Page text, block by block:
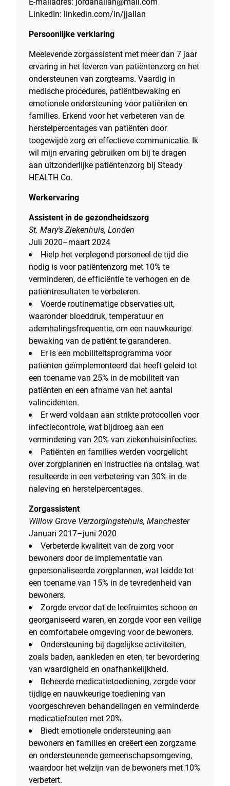
LinkedIn: linkedin.com/in/jjallan
Persoonlijke verklaring
Meelevende zorgassistent met meer dan 7 jaar
ervaring in het leveren van patiëntenzorg en het
ondersteunen van zorgteams. Vaardig in
medische procedures, patiëntbewaking en
emotionele ondersteuning voor patiënten en
families. Erkend voor het verbeteren van de
herstelpercentages van patiënten door
toegewijde zorg en effectieve communicatie. Ik
wil mijn ervaring gebruiken om bij te dragen
aan uitzonderlijke patiëntenzorg bij Steady
HEALTH Co.
Werkervaring
Assistent in de gezondheidszorg
St. Mary's Ziekenhuis, Londen
Juli 2020–maart 2024
Hielp het verplegend personeel de tijd die
nodig is voor patiëntenzorg met 10% te
verminderen, de efficiëntie te verhogen en de
patiëntresultaten te verbeteren.
Voerde routinematige observaties uit,
waaronder bloeddruk, temperatuur en
ademhalingsfrequentie, om een nauwkeurige
bewaking van de patiënt te garanderen.
Er is een mobiliteitsprogramma voor
patiënten geïmplementeerd dat heeft geleid tot
een toename van 25% in de mobiliteit van
patiënten en een afname van het aantal
valincidenten.
Er werd voldaan aan strikte protocollen voor
infectiecontrole, wat bijdroeg aan een
vermindering van 20% van ziekenhuisinfecties.
Patiënten en families werden voorgelicht
over zorgplannen en instructies na ontslag, wat
resulteerde in een verbetering van 30% in de
naleving en herstelpercentages.
Zorgassistent
Willow Grove Verzorgingstehuis, Manchester
Januari 2017–juni 2020
Verbeterde kwaliteit van de zorg voor
bewoners door de implementatie van
gepersonaliseerde zorgplannen, wat leidde tot
een toename van 15% in de tevredenheid van
bewoners.
Zorgde ervoor dat de leefruimtes schoon en
georganiseerd waren, en zorgde voor een veilige
en comfortabele omgeving voor de bewoners.
Ondersteuning bij dagelijkse activiteiten,
zoals baden, aankleden en eten, ter bevordering
van waardigheid en onafhankelijkheid.
Beheerde medicatietoediening, zorgde voor
tijdige en nauwkeurige toediening van
voorgeschreven behandelingen en verminderde
medicatiefouten met 20%.
Biedt emotionele ondersteuning aan
bewoners en families en creëert een zorgzame
en ondersteunende gemeenschapsomgeving,
waardoor het welzijn van de bewoners met 10%
verbetert.